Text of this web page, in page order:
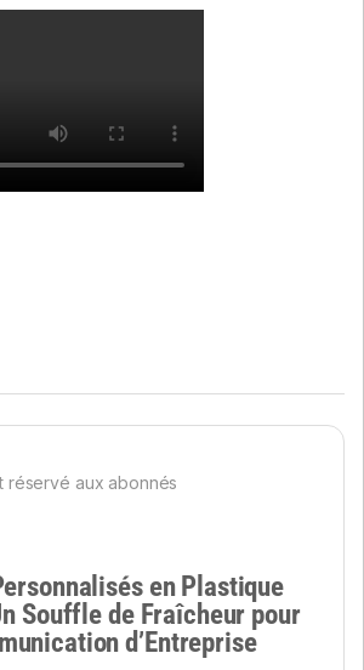
réservé aux abonnés
en Plastique
Souffle de Fraîcheur pour
d’Entreprise